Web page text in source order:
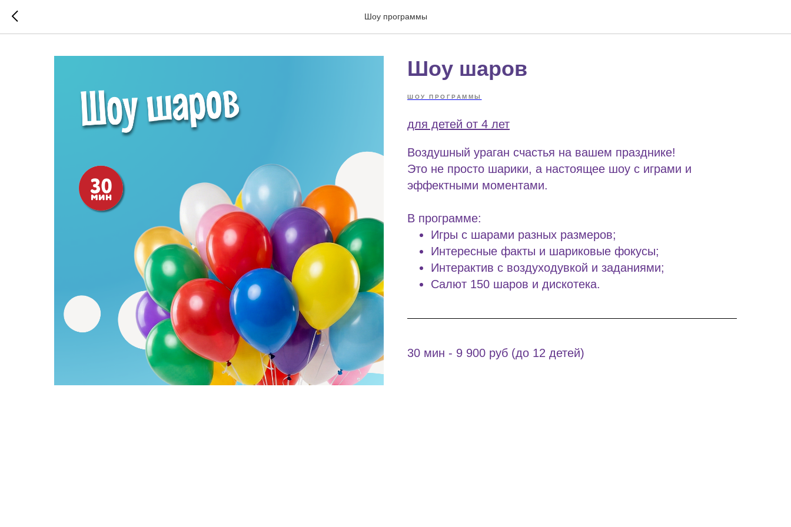
Шоу программы
Шоу шаров
ШОУ ПРОГРАММЫ
для детей от 4 лет
Воздушный ураган счастья на вашем празднике!
Это не просто шарики, а настоящее шоу с играми и
эффектными моментами.
В программе:
Игры с шарами разных размеров;
Интересные факты и шариковые фокусы;
Интерактив с воздуходувкой и заданиями;
Салют 150 шаров и дискотека.
30 мин - 9 900 руб (до 12 детей)